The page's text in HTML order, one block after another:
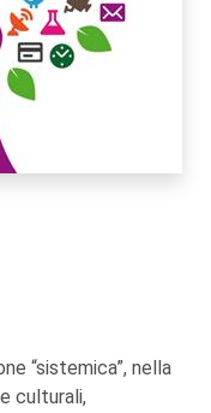
“sistemica”, nella
culturali,